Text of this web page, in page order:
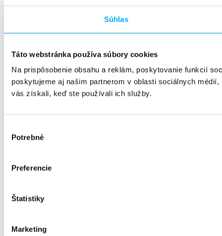
Súhlas
Táto webstránka používa súbory cookies
Na prispôsobenie obsahu a reklám, poskytovanie funkcií
poskytujeme aj našim partnerom v oblasti sociálnych
vás získali, keď ste používali ich služby.
súhlasu
Potrebné
Preferencie
Štatistiky
Marketing